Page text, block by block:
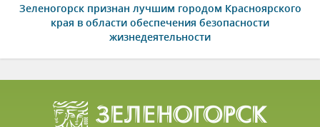
Зеленогорск признан лучшим городом Красноярского
края в области обеспечения безопасности
жизнедеятельности